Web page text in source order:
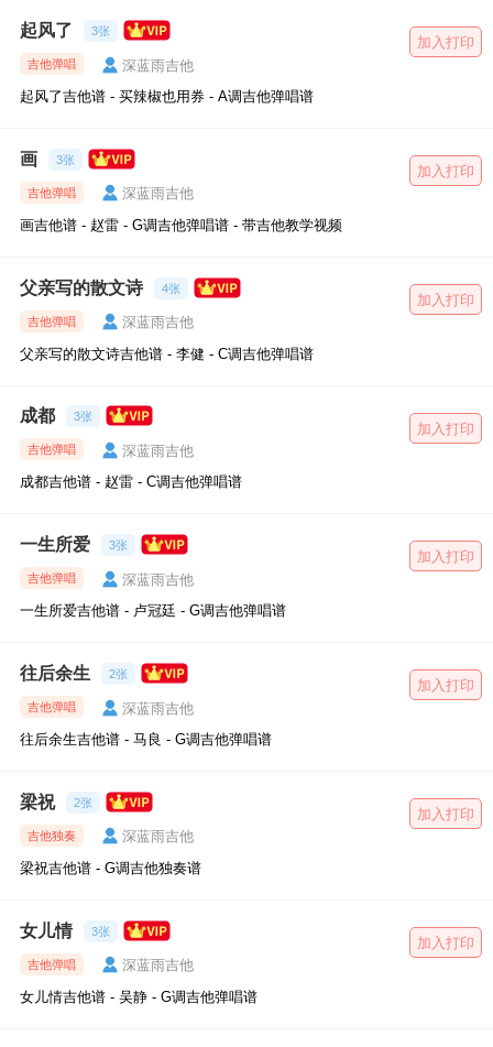
起风了 3张
吉他弹唱
深蓝雨吉他
起风了吉他谱 - 买辣椒也用券 - A调吉他弹唱谱
加入打印
画 3张
吉他弹唱
深蓝雨吉他
画吉他谱 - 赵雷 - G调吉他弹唱谱 - 带吉他教学视频
加入打印
父亲写的散文诗 4张
吉他弹唱
深蓝雨吉他
父亲写的散文诗吉他谱 - 李健 - C调吉他弹唱谱
加入打印
成都 3张
吉他弹唱
深蓝雨吉他
成都吉他谱 - 赵雷 - C调吉他弹唱谱
加入打印
一生所爱 3张
吉他弹唱
深蓝雨吉他
一生所爱吉他谱 - 卢冠廷 - G调吉他弹唱谱
加入打印
往后余生 2张
吉他弹唱
深蓝雨吉他
往后余生吉他谱 - 马良 - G调吉他弹唱谱
加入打印
梁祝 2张
吉他独奏
深蓝雨吉他
梁祝吉他谱 - G调吉他独奏谱
加入打印
女儿情 3张
吉他弹唱
深蓝雨吉他
女儿情吉他谱 - 吴静 - G调吉他弹唱谱
加入打印